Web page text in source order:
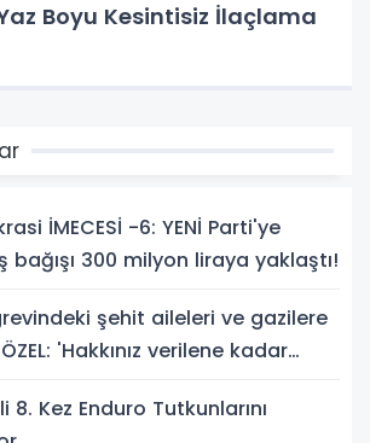
Boyu Kesintisiz İlaçlama
İMECESİ -6: YENİ Parti'ye
bağışı 300 milyon liraya yaklaştı!
şehit aileleri ve gazilere
'Hakkınız verilene kadar
8. Kez Enduro Tutkunlarını